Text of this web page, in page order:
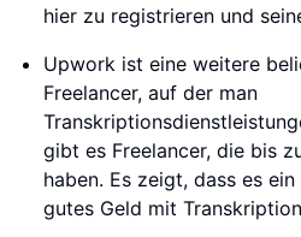
hier zu registrieren und
Upwork ist eine weitere
Freelancer, auf der man
gibt es Freelancer, die bis
haben. Es zeigt, dass es
gutes Geld mit